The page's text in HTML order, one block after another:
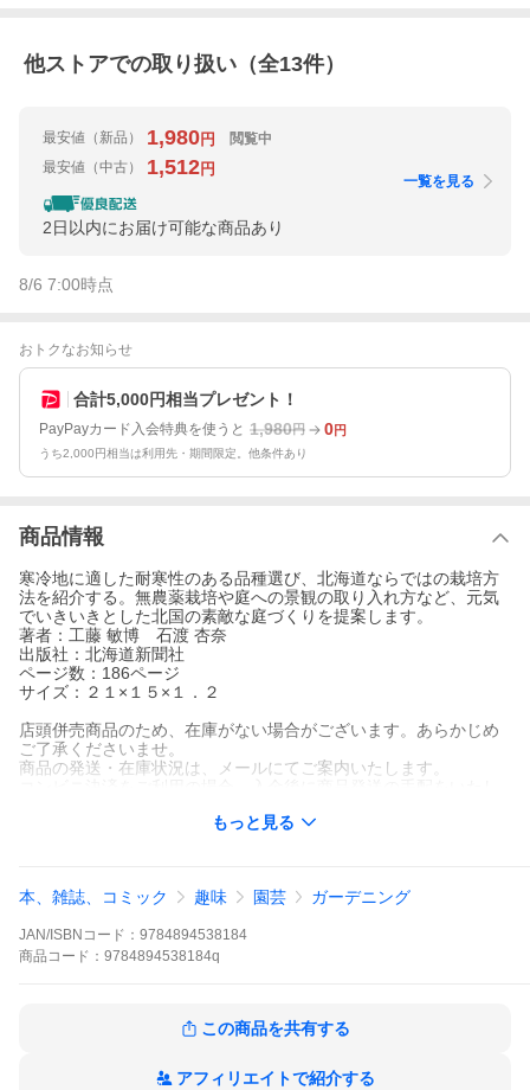
他ストアでの取り扱い（全13件）
最安値 （新品） 1,980円
閲覧中
最安値 （中古） 1,512円
2日以内にお届け可能な商品あり
一覧を見る
8/6 7:00時点
おトクなお知らせ
合計5,000円相当プレゼント！
PayPayカード入会特典を使うと 1,980円 0円
うち2,000円相当は利用先・期間限定。他条件あり
商品情報
寒冷地に適した耐寒性のある品種選び、北海道ならではの栽培方
法を紹介する。無農薬栽培や庭への景観の取り入れ方など、元気
でいきいきとした北国の素敵な庭づくりを提案します。
著者：工藤 敏博 石渡 杏奈
出版社：北海道新聞社
ページ数：186ページ
サイズ：２１×１５×１．２
店頭併売商品のため、在庫がない場合がございます。あらかじめ
ご了承くださいませ。
商品の発送・在庫状況は、メールにてご案内いたします。
商品の返品・交換についてなどの詳細は、お買い物ガイドをご確
もっと見る
本、雑誌、コミック 趣味 園芸 ガーデニング
JAN/ISBNコード： 9784894538184
商品 コード： 9784894538184q
この商品を共有する
アフィリエイトで紹介する